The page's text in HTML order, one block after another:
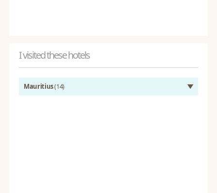
I visited these hotels
Mauritius(14)